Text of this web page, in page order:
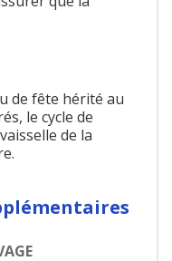
de fête hérité au
le cycle de
de la